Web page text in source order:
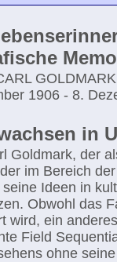
GOLDMARK
1906 - 8.
in
Goldmark, der
im Bereich
Ideen in
Obwohl das
wird, ein
Field
ohne